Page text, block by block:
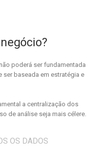
poderá ser fundamentada
ser baseada em estratégia e
a centralização dos
de análise seja mais célere.
OS DADOS